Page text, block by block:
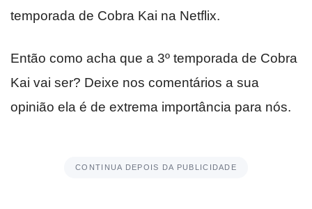
temporada de Cobra Kai na Netflix.
Então como acha que a 3º temporada de Cobra
Kai vai ser? Deixe nos comentários a sua
opinião ela é de extrema importância para nós.
CONTINUA DEPOIS DA PUBLICIDADE